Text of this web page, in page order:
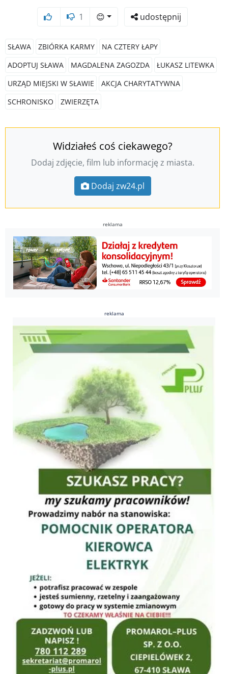
1 😊 udostępnij
SŁAWA ZBIÓRKA KARMY
NA CZTERY ŁAPY
ADOPTUJ SŁAWA
MAGDALENA ZAGOZDA
ŁUKASZ LITEWKA
URZĄD MIEJSKI W SŁAWIE
AKCJA CHARYTATYWNA
SCHRONISKO
ZWIERZĘTA
Widziałeś coś ciekawego?
Dodaj zdjęcie, film lub informację z miasta.
Dodaj zw24.pl
reklama
reklama